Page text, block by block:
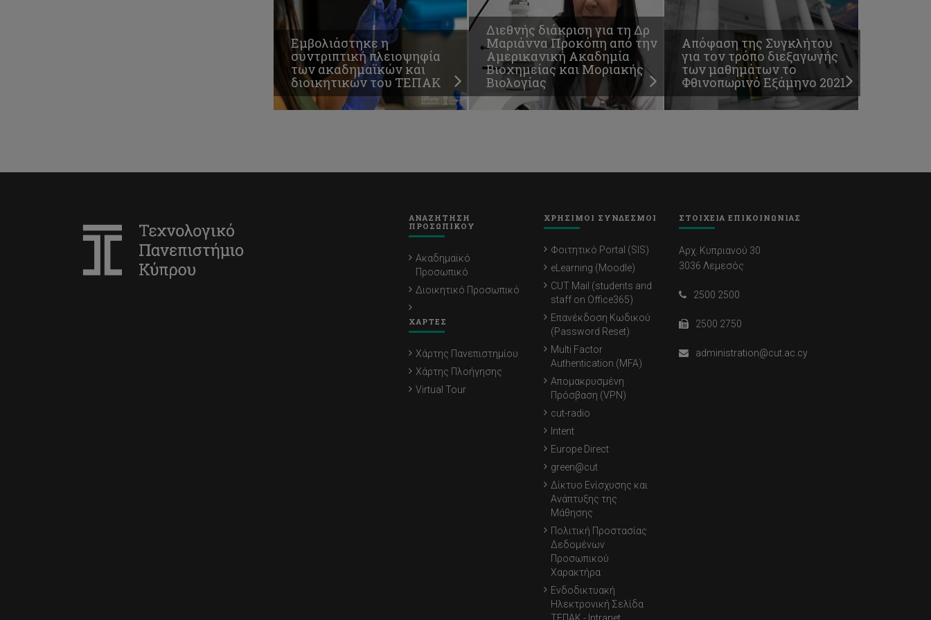
Εμβολιάστηκε η
συντριπτική πλειοψηφία
των ακαδημαϊκών και
διοικητικών του ΤΕΠΑΚ
Διεθνής διάκριση για τη Δρ
Μαριάννα Προκόπη από την
Αμερικανική Ακαδημία
Βιοχημείας και Μοριακής
Βιολογίας
Απόφαση της Συγκλήτου
για τον τρόπο διεξαγωγής
των μαθημάτων το
Φθινοπωρινό Εξάμηνο 2021
ΑΝΑΖΗΤΗΣΗ
ΠΡΟΣΩΠΙΚΟΥ
Ακαδημαϊκό
Προσωπικό
Διοικητικό Προσωπικό
ΧΑΡΤΕΣ
Χάρτης Πανεπιστημίου
Χάρτης Πλοήγησης
Virtual Tour
ΧΡΗΣΙΜΟΙ ΣΥΝΔΕΣΜΟΙ
Φοιτητικό Portal (SIS)
eLearning (Moodle)
CUT Mail (students and
staff on Office365)
Επανέκδοση Κωδικού
(Password Reset)
Multi Factor
Authentication (MFA)
Απομακρυσμένη
Πρόσβαση (VPN)
cut-radio
Intent
Europe Direct
green@cut
Δίκτυο Ενίσχυσης και
Ανάπτυξης της
Μάθησης
Πολιτική Προστασίας
Δεδομένων
Προσωπικού
Χαρακτήρα
Ενδοδικτυακή
Ηλεκτρονική Σελίδα
ΤΕΠΑΚ - Intranet
ΣΤΟΙΧΕΙΑ ΕΠΙΚΟΙΝΩΝΙΑΣ
Αρχ. Κυπριανού 30
3036 Λεμεσός
2500 2500
2500 2750
administration@cut.ac.cy